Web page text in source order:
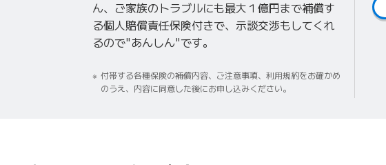
ん、ご家族のトラブルにも最大１億円まで補償す
る個人賠償責任保険付きで、示談交渉もしてくれ
るので"あんしん"です。
付帯する各種保険の補償内容、ご注意事項、利用規約をお確かめ
のうえ、内容に同意した後にお申し込みください。